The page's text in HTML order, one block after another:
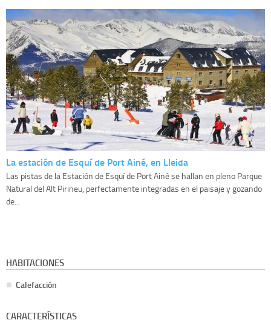
La estación de Esquí de Port Ainé, en Lleida
Las pistas de la Estación de Esquí de Port Ainé se hallan en pleno Parque
Natural del Alt Pirineu, perfectamente integradas en el paisaje y gozando
de...
HABITACIONES
Calefacción
CARACTERÍSTICAS